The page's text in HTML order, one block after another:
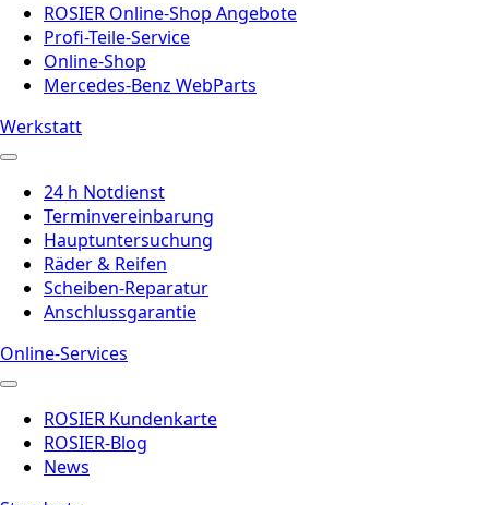
ROSIER Online-Shop Angebote
Profi-Teile-Service
Online-Shop
Mercedes-Benz WebParts
Werkstatt
24 h Notdienst
Terminvereinbarung
Hauptuntersuchung
Räder & Reifen
Scheiben-Reparatur
Anschlussgarantie
Online-Services
ROSIER Kundenkarte
ROSIER-Blog
News